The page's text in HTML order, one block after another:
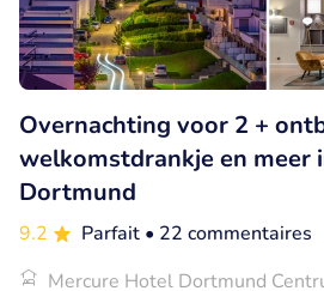
Overnachting voor 2 +
welkomstdrankje en meer
Dortmund
9.2 Parfait • 22 commentaires
Mercure Hotel Dortmund